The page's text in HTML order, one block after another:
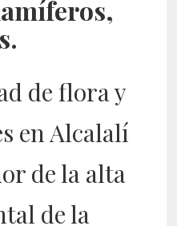
de flora y
en Alcalalí
de la alta
de la